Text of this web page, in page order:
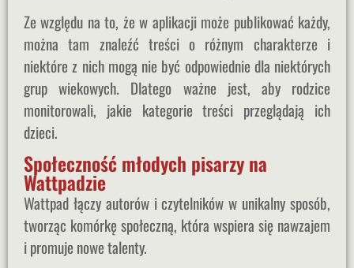
Ze względu na to, że w aplikacji może publikować każdy,
można tam znaleźć treści o różnym charakterze i
niektóre z nich mogą nie być odpowiednie dla niektórych
grup wiekowych. Dlatego ważne jest, aby rodzice
monitorowali, jakie kategorie treści przeglądają ich
dzieci.
Społeczność młodych pisarzy na
Wattpadzie
Wattpad łączy autorów i czytelników w unikalny sposób,
tworząc komórkę społeczną, która wspiera się nawzajem
i promuje nowe talenty.